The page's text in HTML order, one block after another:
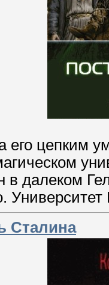
его цепким
в далеком
Университет
Сталина